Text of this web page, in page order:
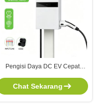
Pengisi Daya DC EV Cepat
Daya Terpasang di Dinding
dengan Kepatuhan OCPP 1.6J
Chat Sekarang